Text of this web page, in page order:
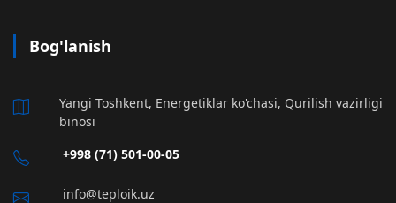
Bog'lanish
Yangi Toshkent, Energetiklar ko'chasi, Qurilish vazirligi
binosi
+998 (71) 501-00-05
info@teploik.uz